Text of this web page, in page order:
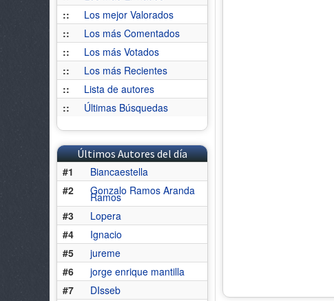
::
Los mejor Valorados
::
Los más Comentados
::
Los más Votados
::
Los más Recientes
::
Lista de autores
::
Últimas Búsquedas
Últimos Autores del día
#1
Biancaestella
#2
Gonzalo Ramos Aranda
Ramos
#3
Lopera
#4
Ignacio
#5
jureme
#6
jorge enrique mantilla
#7
DIsseb